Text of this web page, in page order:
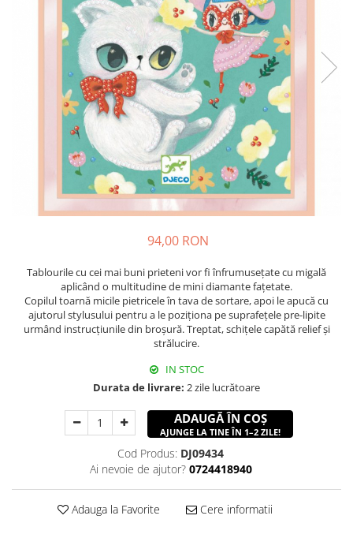
94,00 RON
Tablourile cu cei mai buni prieteni vor fi înfrumusețate cu migală
aplicând o multitudine de mini diamante fațetate.
Copilul toarnă micile pietricele în tava de sortare, apoi le apucă cu
ajutorul stylusului pentru a le poziționa pe suprafețele pre-lipite
urmând instrucțiunile din broșură. Treptat, schițele capătă relief și
strălucire.
IN STOC
Durata de livrare: 2 zile lucrătoare
ADAUGĂ ÎN COȘ
AJUNGE LA TINE ÎN 1–2 ZILE!
Cod Produs: DJ09434
Ai nevoie de ajutor? 0724418940
Adauga la Favorite Cere informatii